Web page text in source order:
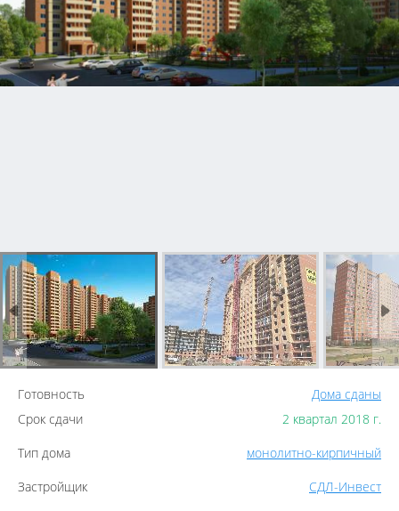
Готовность
Дома сданы
Срок сдачи
2 квартал 2018 г.
Тип дома
монолитно-кирпичный
Застройщик
СДЛ-Инвест